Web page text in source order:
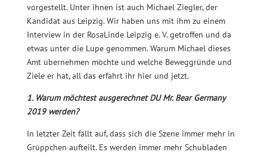
vorgestellt. Unter ihnen ist auch Michael Ziegler, der
Kandidat aus Leipzig. Wir haben uns mit ihm zu einem
Interview in der RosaLinde Leipzig e. V. getroffen und da
etwas unter die Lupe genommen. Warum Michael dieses
Amt übernehmen möchte und welche Beweggründe und
Ziele er hat, all das erfahrt ihr hier und jetzt.
1. Warum möchtest ausgerechnet DU Mr. Bear Germany
2019 werden?
In letzter Zeit fällt auf, dass sich die Szene immer mehr in
Grüppchen aufteilt. Es werden immer mehr Schubladen